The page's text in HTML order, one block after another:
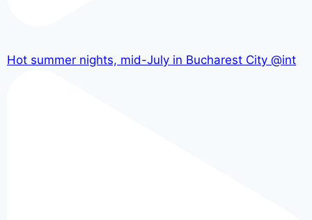
Hot summer nights, mid-July in Bucharest City @int